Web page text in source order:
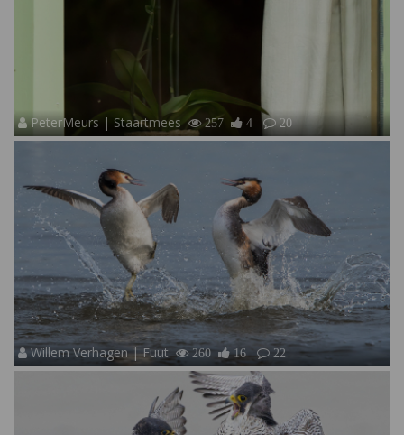
PeterMeurs | Staartmees 257 4 20
Willem Verhagen | Fuut 260 16 22